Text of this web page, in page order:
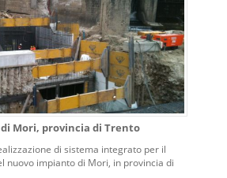
Mori, provincia di Trento
di sistema integrato per il
nuovo impianto di Mori, in provincia di